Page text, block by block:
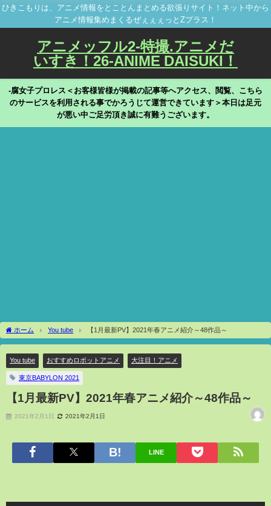
ひきこもりは、アニメ情報をとことんまとめる欲張りサイト！ネット中から
アニメ情報集めまくるぜぇぇぇっとZプラス！
アニメッフル2-特撮.アニメだ
いすき！26-ANIME DAISUKI！
-腐女子プロレス＜お客様皆様が掲載の記事等へアクセス、閲覧、こちら
のサービスを利用される事でかろうじて運営できています＞本日は足元
が悪い中ご足労頂き誠に有難うございます。
ホーム You tube 【1月最新PV】2021年春アニメ紹介～48作品～
You tube おすすめロボットアニメ 大注目！アニメ
東京BABYLON 2021
【1月最新PV】2021年春アニメ紹介～48作品～
2021年2月1日 2021年2月1日
LINE